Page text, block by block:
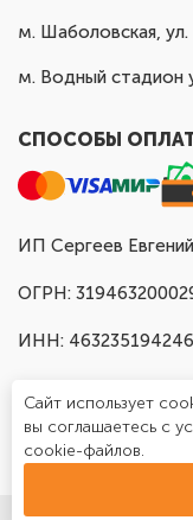
м. Шаболовская,
м. Водный стадион
СПОСОБЫ
ИП Сергеев
ОГРН:
ИНН: 463235194246
Сайт использует
вы соглашаетесь с
cookie-файлов.